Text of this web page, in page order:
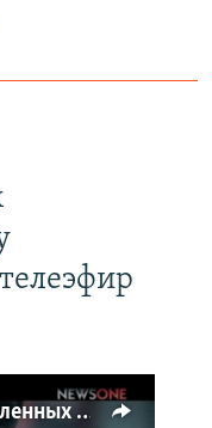
Страна самых высокопоставленных телеведущих. Почему политики захватили телеэфир Украины